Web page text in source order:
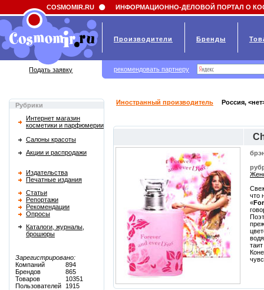
Field 'news_title' doesn't have a default value
Рубрики
Интернет магазин
косметики и парфюмерии
Салоны красоты
Акции и распродажи
Издательства
Печатные издания
Статьи
Репортажи
Рекомендации
Опросы
Каталоги, журналы,
брошюры
Зарегистрировано:
Компаний
894
Брендов
865
Товаров
10351
Пользователей
1915
Иностранный производитель Россия,
что
«
COSMOMIR.RU ИНФОРМАЦИОННО-ДЕЛОВОЙ ПОРТАЛ О
Производители Бренды
Подать заявку рекомендовать партнеру